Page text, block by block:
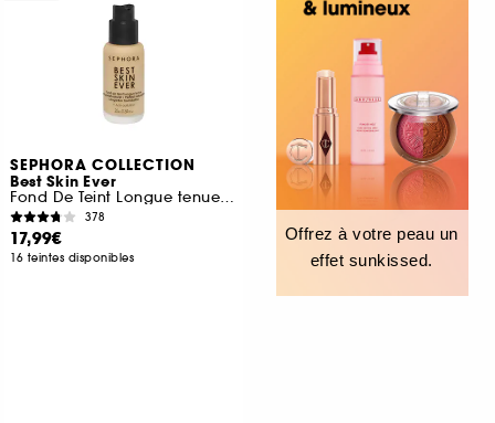
SEPHORA COLLECTION
Best Skin Ever
Fond De Teint Longue tenue teint parfait naturel
378
17,99€
16 teintes disponibles
Offrez à votre peau un
effet sunkissed.